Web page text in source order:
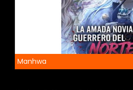
Manhwa